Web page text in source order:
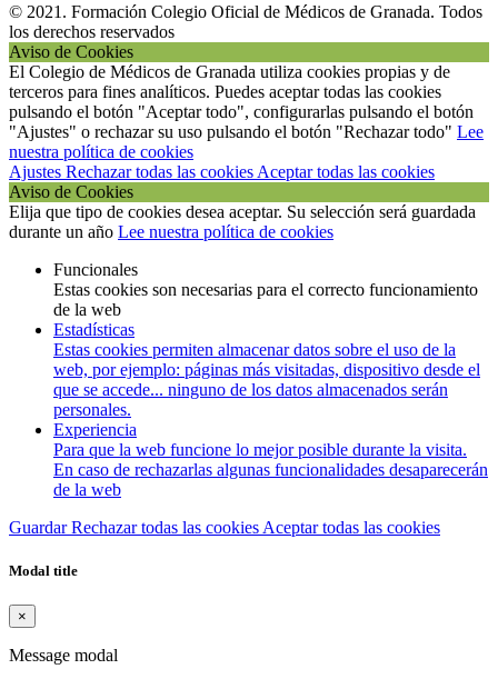
© 2021. Formación Colegio Oficial de Médicos de Granada. Todos
los derechos reservados
Aviso de Cookies
El Colegio de Médicos de Granada utiliza cookies propias y de
terceros para fines analíticos. Puedes aceptar todas las cookies
pulsando el botón "Aceptar todo", configurarlas pulsando el botón
"Ajustes" o rechazar su uso pulsando el botón "Rechazar todo" Lee
nuestra política de cookies
Ajustes Rechazar todas las cookies Aceptar todas las cookies
Aviso de Cookies
Elija que tipo de cookies desea aceptar. Su selección será guardada
durante un año Lee nuestra política de cookies
Funcionales
Estas cookies son necesarias para el correcto funcionamiento
de la web
Estadísticas
Estas cookies permiten almacenar datos sobre el uso de la
web, por ejemplo: páginas más visitadas, dispositivo desde el
que se accede... ninguno de los datos almacenados serán
personales.
Experiencia
Para que la web funcione lo mejor posible durante la visita.
En caso de rechazarlas algunas funcionalidades desaparecerán
de la web
GuardarRechazar todas las cookies Aceptar todas las cookies
Modal title
×
Message modal